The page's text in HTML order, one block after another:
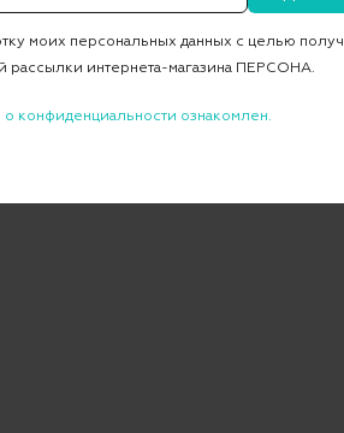
моих персональных данных с целью
рассылки интернета-магазина ПЕРСОНА.
конфиденциальности ознакомлен.